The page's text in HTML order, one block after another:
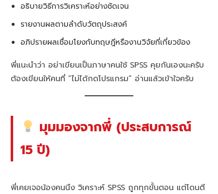
อธิบายวิธีการวิเคราะห์อย่างชัดเจน
รายงานผลตามลำดับวัตถุประสงค์
อภิปรายผลเชื่อมโยงกับทฤษฎีหรืองานวิจัยที่เกี่ยวข้อง
พี่แนะนำว่า อย่าเขียนเป็นภาษาคนใช้ SPSS คุยกันเองนะครับ
ต้องเขียนให้คนที่ “ไม่ได้กดโปรแกรม” อ่านแล้วเข้าใจครับ
มุมมองจากพี่ (ประสบการณ์
15 ปี)
พี่เคยเจอน้องคนนึง วิเคราะห์ SPSS ถูกทุกขั้นตอน แต่โดนตี